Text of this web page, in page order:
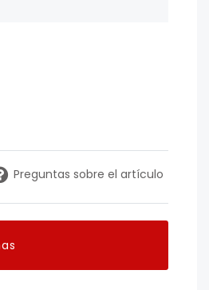
Preguntas sobre el artículo